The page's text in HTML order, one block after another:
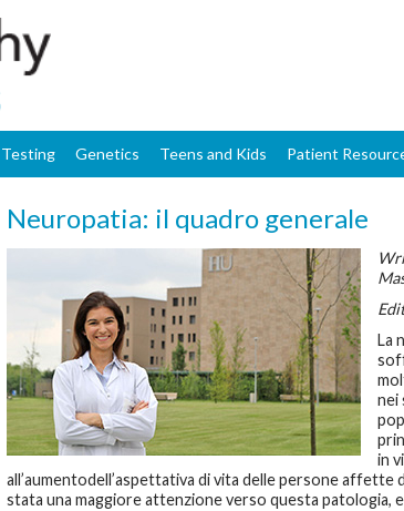
Genetics Teens and Kids Patient
Neuropatia: il quadro generale
La
nei
in
all’aumentodell’aspettativa di vita delle persone affette
stata una maggiore attenzione verso questa patologia,